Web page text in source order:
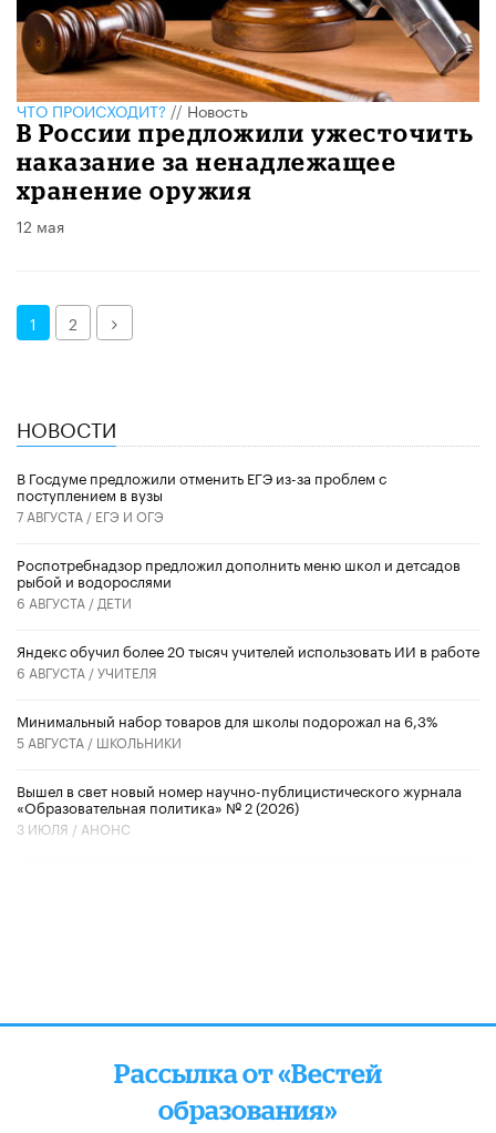
ЧТО ПРОИСХОДИТ?//Новость
В России предложили ужесточить
наказание за ненадлежащее
хранение оружия
12 мая
1 2 Далее
НОВОСТИ
В Госдуме предложили отменить ЕГЭ из-за проблем с
поступлением в вузы
7 АВГУСТА / ЕГЭ И ОГЭ
Роспотребнадзор предложил дополнить меню школ и детсадов
рыбой и водорослями
6 АВГУСТА / ДЕТИ
​Яндекс обучил более 20 тысяч учителей использовать ИИ в работе
6 АВГУСТА /УЧИТЕЛЯ
Минимальный набор товаров для школы подорожал на 6,3%
5 АВГУСТА / ШКОЛЬНИКИ
Вышел в свет новый номер научно-публицистического журнала
«Образовательная политика» № 2 (2026)
3 ИЮЛЯ / АНОНС
Рассылка от «Вестей
образования»